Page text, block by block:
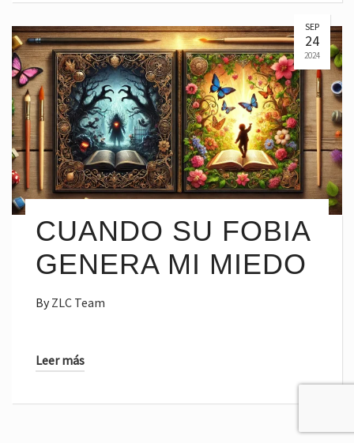
SEP
24
2024
CUANDO SU FOBIA
GENERA MI MIEDO
ByZLC Team
Leer más